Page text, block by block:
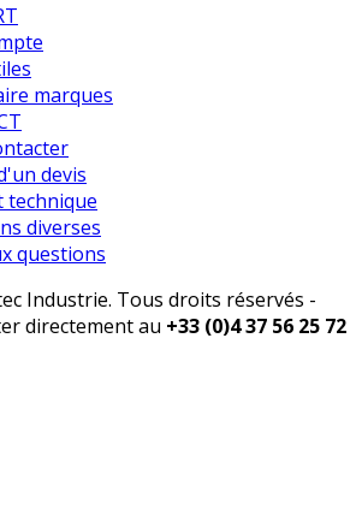
marques
devis
technique
diverses
questions
Industrie. Tous droits réservés -
directement au +33 (0)4 37 56 25 72